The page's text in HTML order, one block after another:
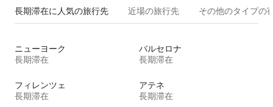
長期滞在に人気の旅行先 近場の旅行先 その他のタ⁠イ⁠プ⁠の
ニューヨーク
長期滞在
バルセロナ
長期滞在
フィレンツェ
長期滞在
アテネ
長期滞在